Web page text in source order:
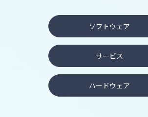
ソフトウェア
サービス
ハードウェア